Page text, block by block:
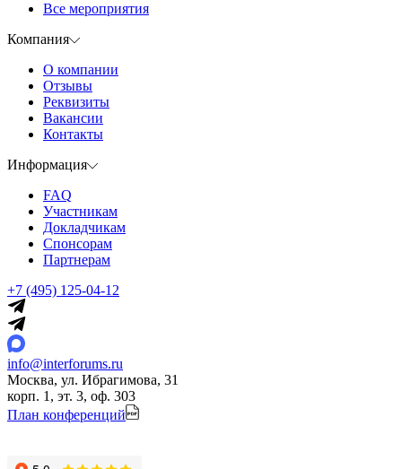
Все мероприятия
Компания
О компании
Отзывы
Реквизиты
Вакансии
Контакты
Информация
FAQ
Участникам
Докладчикам
Спонсорам
Партнерам
+7 (495) 125-04-12
info@interforums.ru
Москва, ул. Ибрагимова, 31
корп. 1, эт. 3, оф. 303
План конференций